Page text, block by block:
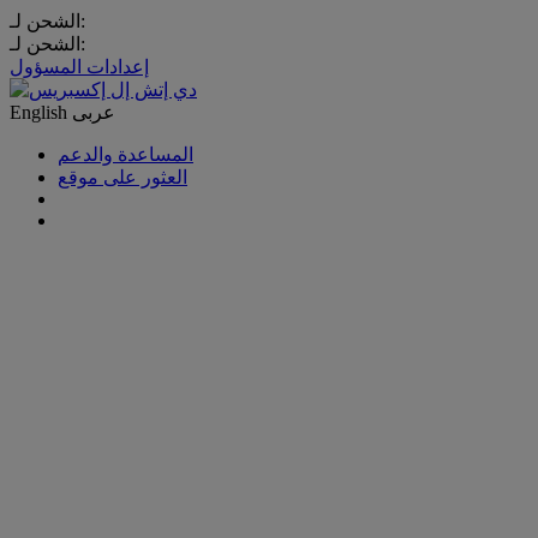
الشحن لـ:
الشحن لـ:
إعدادات المسؤول
English عربى
المساعدة والدعم
العثور على موقع